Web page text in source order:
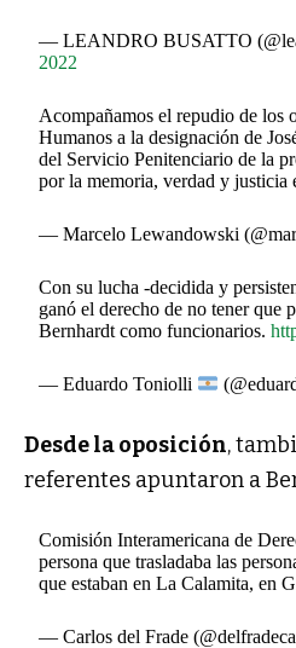
— LEANDRO BUSATTO
2022
Acompañamos el repudio de los
Humanos a la designación de
del Servicio Penitenciario de la
por la memoria, verdad y justicia
— Marcelo Lewandowski
Con su lucha -decidida y
ganó el derecho de no tener que
Bernhardt como funcionarios.
— Eduardo Toniolli
Desde la oposición,
referentes apuntaron a
Comisión Interamericana de
persona que trasladaba las
que estaban en La Calamita, en
— Carlos del Frade